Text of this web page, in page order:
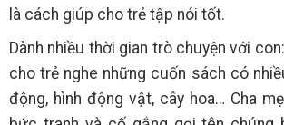
là cách giúp cho trẻ tập nói tốt.
Dành nhiều thời gian trò chuyện với
cho trẻ nghe những cuốn sách có
động, hình động vật, cây hoa… Cha